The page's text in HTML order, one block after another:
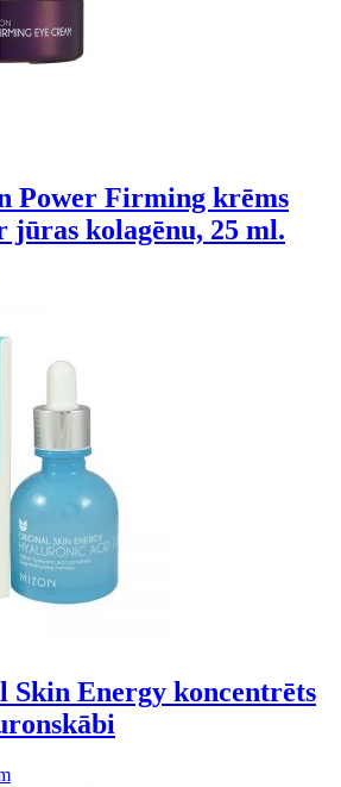
Power Firming krēms
jūras kolagēnu, 25 ml.
Energy koncentrēts